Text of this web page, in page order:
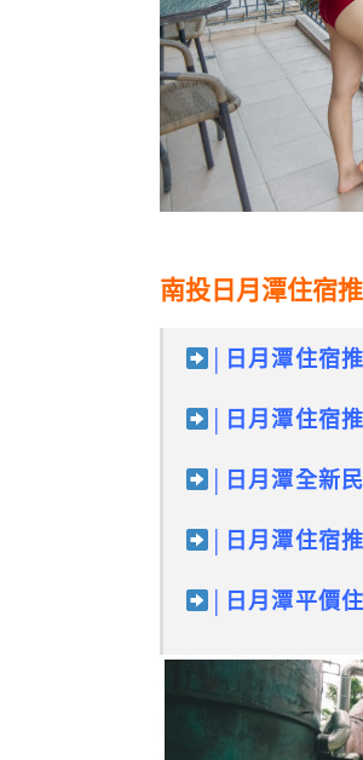
南投日月潭住宿
│日月潭住宿
│日月潭住宿
│日月潭全新
│日月潭住宿
│日月潭平價住